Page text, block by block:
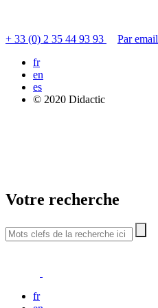
+ 33 (0) 2 35 44 93 93
Par email
fr
en
es
© 2020 Didactic
Votre recherche
fr